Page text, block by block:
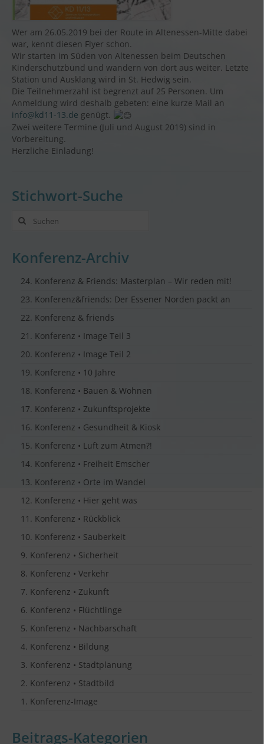
Wer am 26.05.2019 bei der Route in Altenessen-Mitte dabei
war, kennt diesen Flyer schon.
Wir starten im Süden von Altenessen beim Deutschen
Kinderschutzbund und wandern von dort aus weiter. Letzte
Station und Ausklang wird in St. Hedwig sein.
Die Teilnehmerzahl ist begrenzt auf 25 Personen. Um
Anmeldung wird deshalb gebeten: eine kurze Mail an
info@kd11-13.de genügt.
Zwei weitere Termine (Juli und August 2019) sind in
Vorbereitung.
Herzliche Einladung!
Stichwort-Suche
Suche
nach:
Konferenz-Archiv
24. Konferenz & Friends: Masterplan – Wir reden mit!
23. Konferenz&friends: Der Essener Norden packt an
22. Konferenz & friends
21. Konferenz • Image Teil 3
20. Konferenz • Image Teil 2
19. Konferenz • 10 Jahre
18. Konferenz • Bauen & Wohnen
17. Konferenz • Zukunftsprojekte
16. Konferenz • Gesundheit & Kiosk
15. Konferenz • Luft zum Atmen?!
14. Konferenz • Freiheit Emscher
13. Konferenz • Orte im Wandel
12. Konferenz • Hier geht was
11. Konferenz • Rückblick
10. Konferenz • Sauberkeit
9. Konferenz • Sicherheit
8. Konferenz • Verkehr
7. Konferenz • Zukunft
6. Konferenz • Flüchtlinge
5. Konferenz • Nachbarschaft
4. Konferenz • Bildung
3. Konferenz • Stadtplanung
2. Konferenz • Stadtbild
1. Konferenz-Image
Beitrags-Kategorien